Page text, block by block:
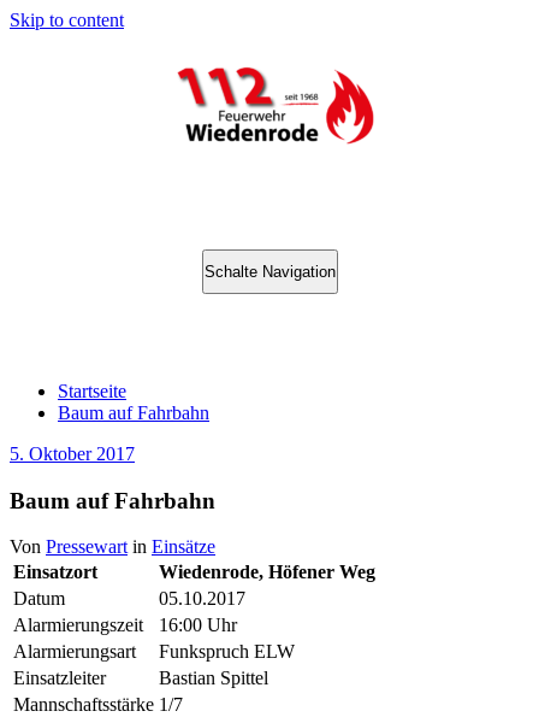
Skip to content
Schalte Navigation
Startseite
Baum auf Fahrbahn
5. Oktober 2017
Baum auf Fahrbahn
Von Pressewart in Einsätze
Einsatzort
Wiedenrode, Höfener Weg
Datum
05.10.2017
Alarmierungszeit
16:00 Uhr
Alarmierungsart
Funkspruch ELW
Einsatzleiter
Bastian Spittel
Mannschaftsstärke 1/7